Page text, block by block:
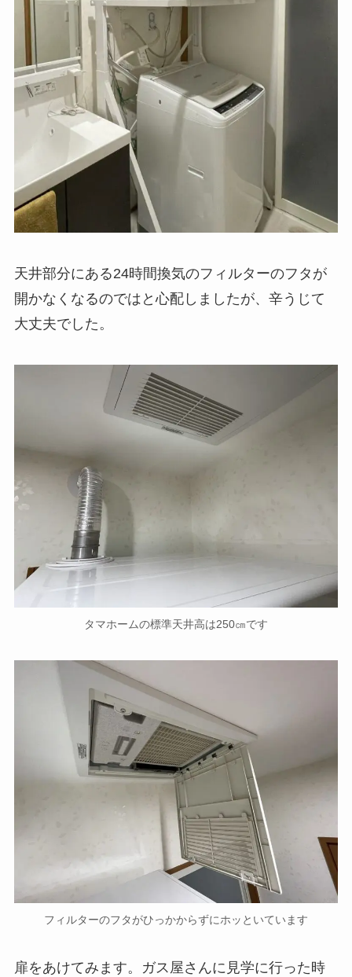
天井部分にある24時間換気のフィルターのフタが
開かなくなるのではと心配しましたが、辛うじて
大丈夫でした。
タマホームの標準天井高は250㎝です
フィルターのフタがひっかからずにホッといています
扉をあけてみます。ガス屋さんに見学に行った時